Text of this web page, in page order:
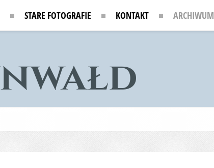
STARE FOTOGRAFIE KONTAKT ARCHIWUM